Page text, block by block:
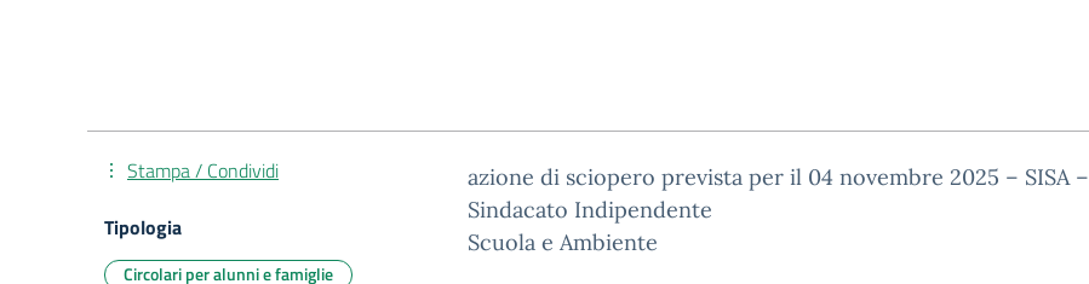
azione di sciopero prevista per il 04 novembre 2025 – SISA –
Sindacato Indipendente
Scuola e Ambiente
Stampa / Condividi
Tipologia
Circolari per alunni e famiglie